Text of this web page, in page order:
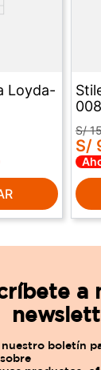
Loyda-
008
S/
S/
a